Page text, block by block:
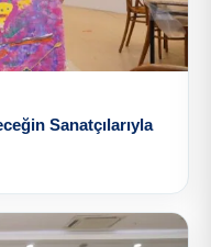
Sanatçılarıyla